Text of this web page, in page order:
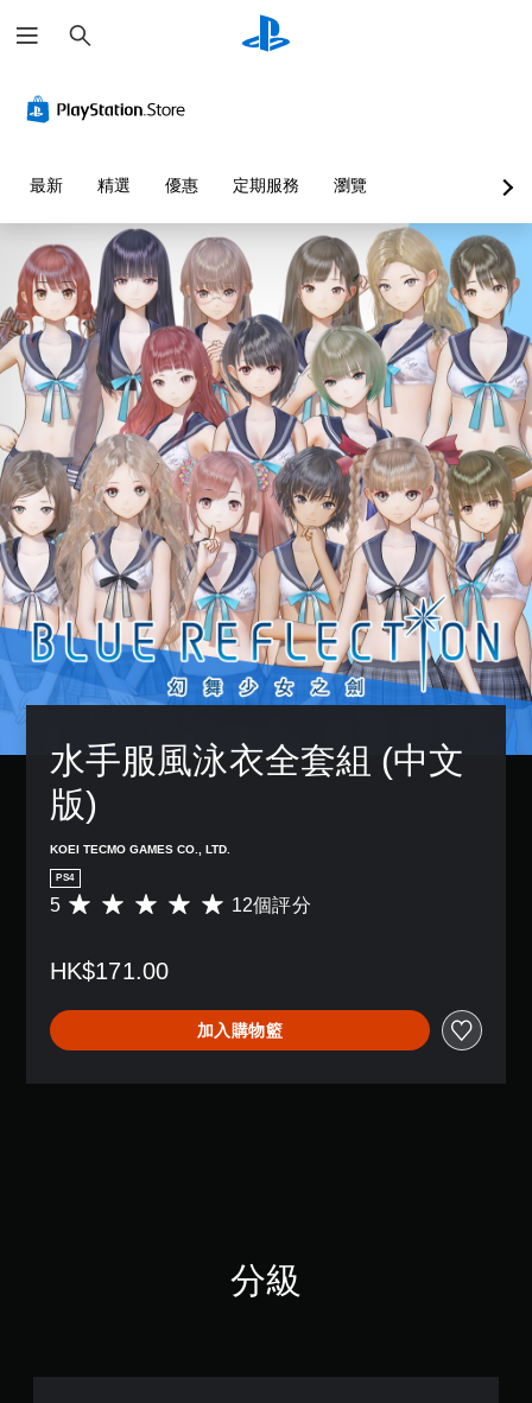
尋
最新 精選 優惠 定期服務 瀏覽
水手服風泳衣全套組 (中文
版)
KOEI TECMO GAMES CO., LTD.
PS4
平
分
5
顆
星
5 12個評分
HK$171.00
加入購物籃
分級